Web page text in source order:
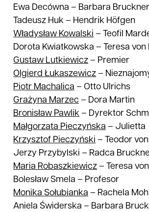
Ewa Decówna – Barbara Bruckner
Tadeusz Huk – Hendrik Höfgen
Władysław Kowalski – Teofil
Dorota Kwiatkowska – Teresa
Gustaw Lutkiewicz – Premier
Olgierd Łukaszewicz –
Piotr Machalica – Otto Ulrichs
Grażyna Marzec – Dora Martin
Bronisław Pawlik – Dyrektor
Małgorzata Pieczyńska – Julietta
Krzysztof Pieczyński – Teodor
Jerzy Przybylski – Radca
Maria Robaszkiewicz – Teresa
Bolesław Smela – Profesor
Monika Sołubianka – Rachela
Aniela Świderska – Barbara